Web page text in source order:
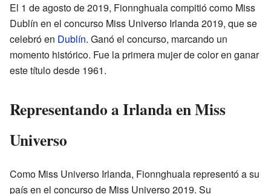
El 1 de agosto de 2019, Fionnghuala compitió como Miss
Dublín en el concurso Miss Universo Irlanda 2019, que se
celebró en Dublín. Ganó el concurso, marcando un
momento histórico. Fue la primera mujer de color en ganar
este título desde 1961.
Representando a Irlanda en Miss
Universo
Como Miss Universo Irlanda, Fionnghuala representó a su
país en el concurso de Miss Universo 2019. Su